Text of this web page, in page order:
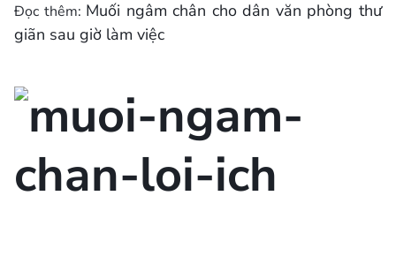
Đọc thêm: Muối ngâm chân cho dân văn phòng thư
giãn sau giờ làm việc